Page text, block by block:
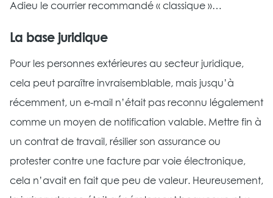
Adieu le courrier recommandé « classique »…
La base juridique
Pour les personnes extérieures au secteur juridique,
cela peut paraître invraisemblable, mais jusqu’à
récemment, un e-mail n’était pas reconnu légalement
comme un moyen de notification valable. Mettre fin à
un contrat de travail, résilier son assurance ou
protester contre une facture par voie électronique,
cela n’avait en fait que peu de valeur. Heureusement,